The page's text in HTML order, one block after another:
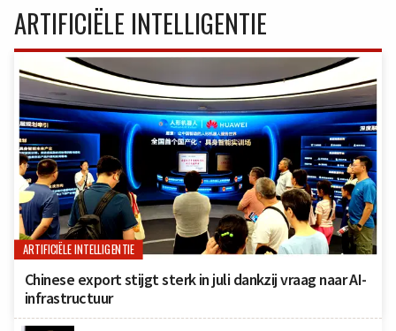
ARTIFICIËLE INTELLIGENTIE
ARTIFICIËLE INTELLIGENTIE
Chinese export stijgt sterk in juli dankzij vraag naar AI-
infrastructuur